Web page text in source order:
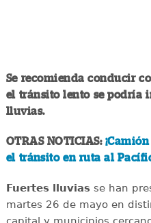
Se recomienda conducir
el tránsito lento se podría
lluvias.
OTRAS NOTICIAS:
el tránsito en ruta al
Fuertes lluviasse han
martes 26 de mayo en